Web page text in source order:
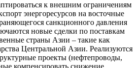
к внешним ограничениям
энергоресурсов на восточные
санкционного давления
новые сделки по поставкам
страны Азии – такие как
Центральной Азии. Реализуются
проекты (нефтепроводы,